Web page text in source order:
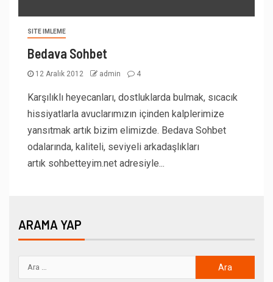
SITE IMLEME
Bedava Sohbet
12 Aralık 2012 admin 4
Karşılıklı heyecanları, dostluklarda bulmak, sıcacık
hissiyatlarla avuclarımızın içinden kalplerimize
yansıtmak artık bizim elimizde. Bedava Sohbet
odalarında, kaliteli, seviyeli arkadaşlıkları
artık sohbetteyim.net adresiyle...
ARAMA YAP